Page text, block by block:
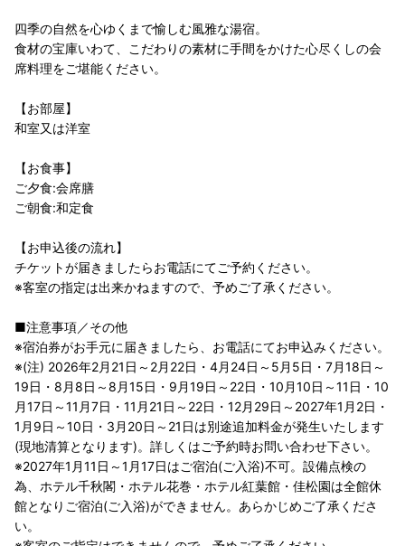
四季の自然を心ゆくまで愉しむ風雅な湯宿。
食材の宝庫いわて、こだわりの素材に手間をかけた心尽くしの会
席料理をご堪能ください。
【お部屋】
和室又は洋室
【お食事】
ご夕食:会席膳
ご朝食:和定食
【お申込後の流れ】
チケットが届きましたらお電話にてご予約ください。
※客室の指定は出来かねますので、予めご了承ください。
■注意事項／その他
※宿泊券がお手元に届きましたら、お電話にてお申込みください。
※(注) 2026年2月21日～2月22日・4月24日～5月5日・7月18日～
19日・8月8日～8月15日・9月19日～22日・10月10日～11日・10
月17日～11月7日・11月21日～22日・12月29日～2027年1月2日・
1月9日～10日・3月20日～21日は別途追加料金が発生いたします
(現地清算となります)。詳しくはご予約時お問い合わせ下さい。
※2027年1月11日～1月17日はご宿泊(ご入浴)不可。設備点検の
為、ホテル千秋閣・ホテル花巻・ホテル紅葉館・佳松園は全館休
館となりご宿泊(ご入浴)ができません。あらかじめご了承くださ
い。